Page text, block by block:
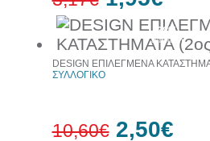
38%
έκπτωση
DESIGN ΕΠΙΛΕΓΜΕΝΑ
ΣΥΛΛΟΓΙΚΟ
10,60€ 2,50€